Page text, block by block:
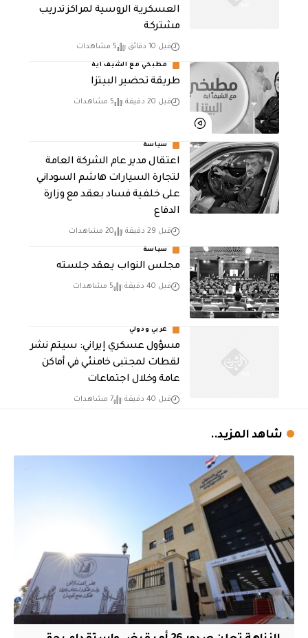
العسكرية الروسية لمراكز تدريب
مشتركة
قبل 10 دقائق 5 مشاهدات
مطبخي مع الشيف اية
طريقة تحضير البيتزا
قبل 20 دقيقة 5 مشاهدات
سياسة
اعتقال مدير عام الشركة العامة
لتجارة السيارات هاشم السوداني
على خلفية فساد بعقد مع وزارة
الدفاع
قبل 29 دقيقة 20 مشاهدات
سياسة
مجلس النواب يعقد جلسته
قبل 40 دقيقة 5 مشاهدات
عربي ودولي
مسؤول عسكري إيراني: سيتم نشر
لقطات لمجتبى خامنئي في أماكن
عامة وخلال اجتماعات
قبل 40 دقيقة 7 مشاهدات
شاهد المزيد..